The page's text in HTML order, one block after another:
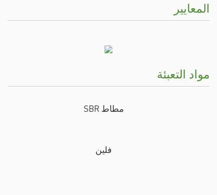
المعايير
مواد التعبئة
مطاط SBR
فلين